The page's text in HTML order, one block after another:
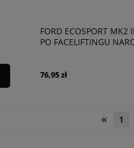
FORD ECOSPORT MK2
PO FACELIFTINGU
76,95 zł
« 1